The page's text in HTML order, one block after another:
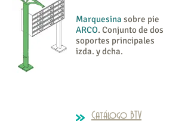
Marquesina sobre pie
ARCO. Conjunto de dos
soportes principales
izda. y dcha.
Catálogo BTV